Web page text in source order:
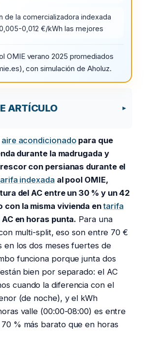
de la comercializadora indexada
0,012 €/kWh las mejores
OMIE verano 2025 promediados
con simulación de Aholuz.
ARTÍCULO
aire acondicionado para que
durante la madrugada y
con persianas durante el
indexada al pool OMIE,
del AC entre un 30 % y un 42
con la misma vivienda entarifa
en horas punta. Para una
multi-split, eso son entre 70 €
en los dos meses fuertes de
funciona porque junta dos
bien por separado: el AC
cuando la diferencia con el
(de noche), y el kWh
valle (00:00-08:00) es entre
% más barato que en horas